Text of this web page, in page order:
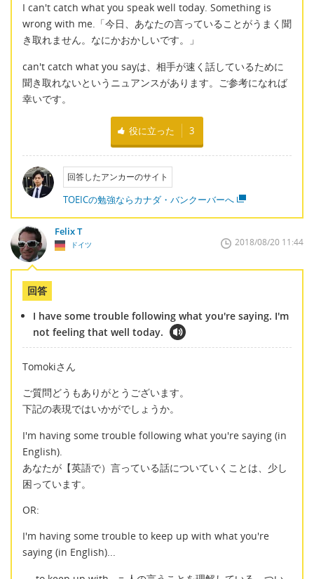
I can't catch what you speak well today. Something is
wrong with me.「今日、あなたの言っていることがうまく聞
き取れません。なにかおかしいです。」
can't catch what you sayは、相手が速く話しているために
聞き取れないというニュアンスがあります。ご参考になれば
幸いです。
役に立った 3
回答したアンカーのサイト
TOEICの勉強ならカナダ・バンクーバーへ
Felix T
ドイツ 2018/08/20 11:44
回答
I have some trouble following what you're saying. I'm
not feeling that well today.
Tomokiさん
ご質問どうもありがとうございます。
下記の表現ではいかがでしょうか。
I'm having some trouble following what you're saying (in
English).
あなたが【英語で）言っている話についていくことは、少し
困っています。
OR:
I'm having some trouble to keep up with what you're
saying (in English)...